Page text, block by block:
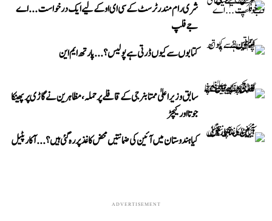
شری رام مندر ٹرسٹ کے سی ای او کے لیے ایک درخواست...اے
جے فلپ
کتابوں سے کیوں ڈرتی ہے پولیس؟...پارتھ ایم این
سابق وزیر اعلیٰ ممتا بنرجی کے قافلے پر حملہ، مظاہرین نے گاڑی پر پھینکا
جوتا اور کیچڑ
کیا ہندوستان میں آئین کی ضمانتیں محض کاغذ پر رہ گئی ہیں؟...آکار پٹیل
ADVERTISEMENT